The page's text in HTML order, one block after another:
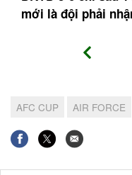
mới là đội phải
AFC CUP AIR FORCE